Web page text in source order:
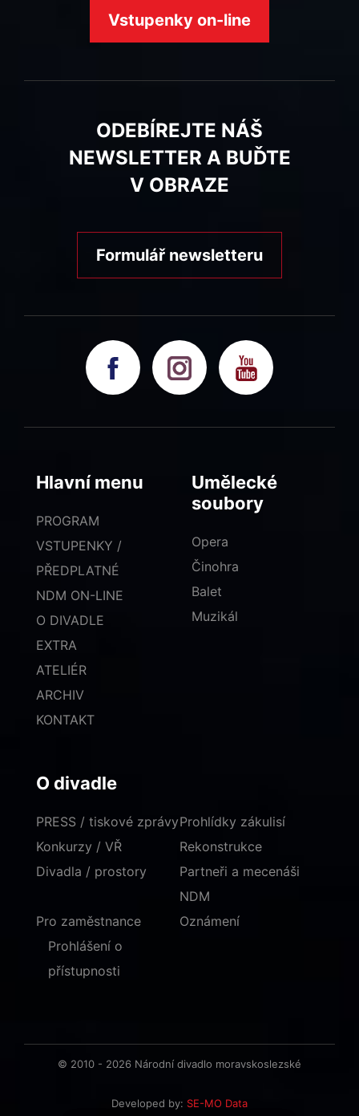
Vstupenky on-line
ODEBÍREJTE NÁŠ
NEWSLETTER A BUĎTE
V OBRAZE
Formulář newsletteru
Hlavní menu
PROGRAM
VSTUPENKY /
PŘEDPLATNÉ
NDM ON-LINE
O DIVADLE
EXTRA
ATELIÉR
ARCHIV
KONTAKT
Umělecké
soubory
Opera
Činohra
Balet
Muzikál
O divadle
PRESS / tiskové zprávy
Konkurzy / VŘ
Divadla / prostory
Prohlídky zákulisí
Rekonstrukce
Partneři a mecenáši
NDM
Pro zaměstnance
Oznámení
Prohlášení o
přístupnosti
© 2010 - 2026 Národní divadlo moravskoslezské
Developed by: SE-MO Data